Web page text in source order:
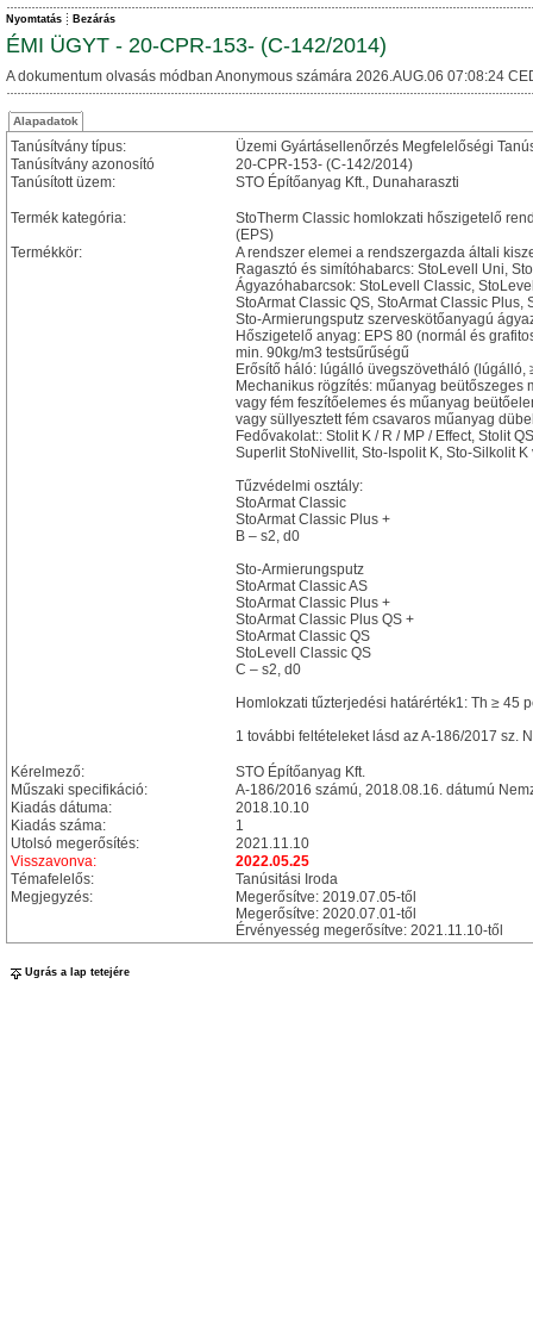
Nyomtatás Bezárás
ÉMI ÜGYT - 20-CPR-153- (C-142/2014)
A dokumentum olvasás módban Anonymous számára 2026.AUG.06 07:08:24
Alapadatok
Tanúsítvány típus:
Üzemi Gyártásellenőrzés Megfelelőségi
Tanúsítvány azonosító
20-CPR-153- (C-142/2014)
Tanúsított üzem:
STO Építőanyag Kft., Dunaharaszti
Termék kategória:
StoTherm Classic homlokzati hőszigetelő
(EPS)
Termékkör:
A rendszer elemei a rendszergazda általi
Ragasztó és simítóhabarcs: StoLevell Uni,
Ágyazóhabarcsok: StoLevell Classic,
StoArmat Classic QS, StoArmat Classic Plus,
Sto-Armierungsputz szerveskötőanyagú
Hőszigetelő anyag: EPS 80 (normál és
min. 90kg/m3 testsűrűségű
Erősítő háló: lúgálló üvegszövetháló (lúgálló,
Mechanikus rögzítés: műanyag
vagy fém feszítőelemes és műanyag
vagy süllyesztett fém csavaros műanyag
Fedővakolat:: Stolit K / R / MP / Effect, Stolit
Superlit StoNivellit, Sto-Ispolit K, Sto-Silkolit
Tűzvédelmi osztály:
StoArmat Classic
StoArmat Classic Plus +
B – s2, d0
Sto-Armierungsputz
StoArmat Classic AS
StoArmat Classic Plus +
StoArmat Classic Plus QS +
StoArmat Classic QS
StoLevell Classic QS
C – s2, d0
Homlokzati tűzterjedési határérték1: Th ≥ 45
1 további feltételeket lásd az A-186/2017 sz.
Kérelmező:
STO Építőanyag Kft.
Műszaki specifikáció:
A-186/2016 számú, 2018.08.16. dátumú
Kiadás dátuma:
2018.10.10
Kiadás száma:
1
Utolsó megerősítés:
2021.11.10
Visszavonva:
2022.05.25
Témafelelős:
Tanúsitási Iroda
Megjegyzés:
Megerősítve: 2019.07.05-től
Megerősítve: 2020.07.01-től
Érvényesség megerősítve: 2021.11.10-től
Ugrás a lap tetejére